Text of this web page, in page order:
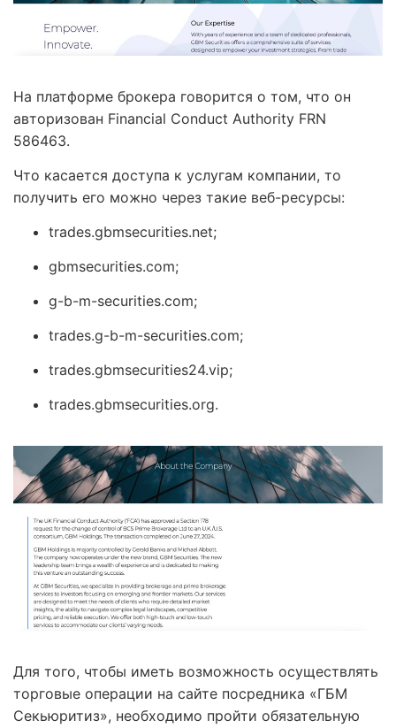
На платформе брокера говорится о том, что он
авторизован Financial Conduct Authority FRN
586463.
Что касается доступа к услугам компании, то
получить его можно через такие веб-ресурсы:
trades.gbmsecurities.net;
gbmsecurities.com;
g-b-m-securities.com;
trades.g-b-m-securities.com;
trades.gbmsecurities24.vip;
trades.gbmsecurities.org.
Для того, чтобы иметь возможность осуществлять
торговые операции на сайте посредника «ГБМ
Секьюритиз», необходимо пройти обязательную